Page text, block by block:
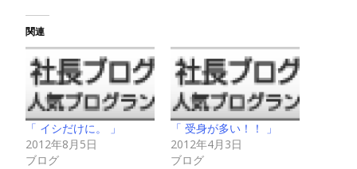
関連
「 イシだけに。 」
2012年8月5日
ブログ
「 受身が多い！！ 」
2012年4月3日
ブログ